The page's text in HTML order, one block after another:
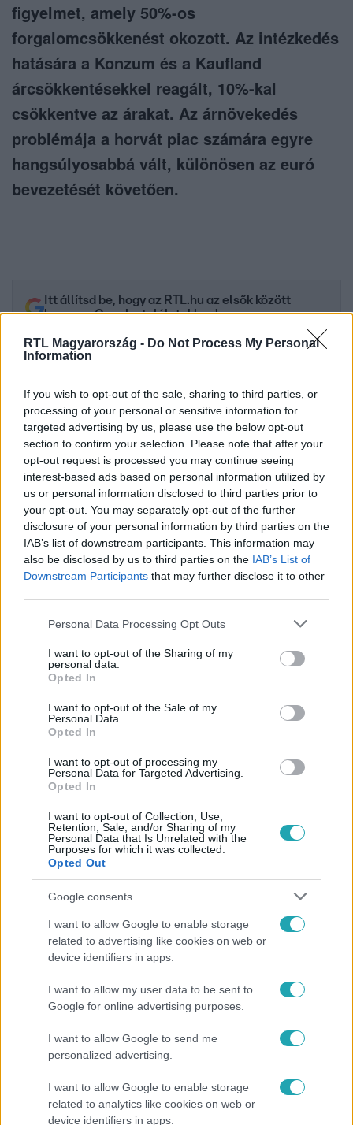
RTL Magyarország - Do Not Process My Personal
Information
If you wish to opt-out of the sale, sharing to third parties, or
processing of your personal or sensitive information for
targeted advertising by us, please use the below opt-out
section to confirm your selection. Please note that after your
opt-out request is processed you may continue seeing
interest-based ads based on personal information utilized by
us or personal information disclosed to third parties prior to
your opt-out. You may separately opt-out of the further
disclosure of your personal information by third parties on the
IAB’s list of downstream participants. This information may
also be disclosed by us to third parties on the IAB’s List of
Downstream Participants that may further disclose it to other
Please note that this website/app uses one or more Google
not limited to your visit or usage behaviour. You may click to
grant or deny consent to Google and its third-party tags to
use your data for below specified purposes in below Google
consent section.
Personal Data Processing Opt Outs
I want to opt-out of the Sharing of my
personal data.
Opted In
I want to opt-out of the Sale of my
Personal Data.
Opted In
I want to opt-out of processing my
Personal Data for Targeted Advertising.
Opted In
I want to opt-out of Collection, Use,
Retention, Sale, and/or Sharing of my
Personal Data that Is Unrelated with the
Purposes for which it was collected.
Opted Out
Google consents
I want to allow Google to enable storage
related to advertising like cookies on web or
device identifiers in apps.
I want to allow my user data to be sent to
Google for online advertising purposes.
I want to allow Google to send me
personalized advertising.
I want to allow Google to enable storage
related to analytics like cookies on web or
device identifiers in apps.
figyelmet, amely 50%-os
forgalomcsökkenést okozott. Az intézkedés
hatására a Konzum és a Kaufland
árcsökkentésekkel reagált, 10%-kal
csökkentve az árakat. Az árnövekedés
problémája a horvát piac számára egyre
hangsúlyosabbá vált, különösen az euró
bevezetését követően.
Itt állítsd be, hogy az RTL.hu az elsők között
legyen a Google-találatokban!
Kövess minket, és értesülj a friss hírekről a
Facebookon is!
Követem
HORVÁTORSZÁG ÁRAK BOJKOTT
Népszerű